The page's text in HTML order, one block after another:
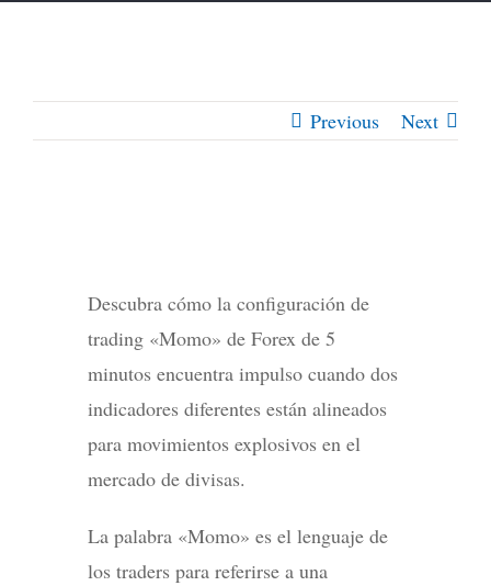
Previous Next
Descubra cómo la configuración de
trading «Momo» de Forex de 5
minutos encuentra impulso cuando dos
indicadores diferentes están alineados
para movimientos explosivos en el
mercado de divisas.
La palabra «Momo» es el lenguaje de
los traders para referirse a una